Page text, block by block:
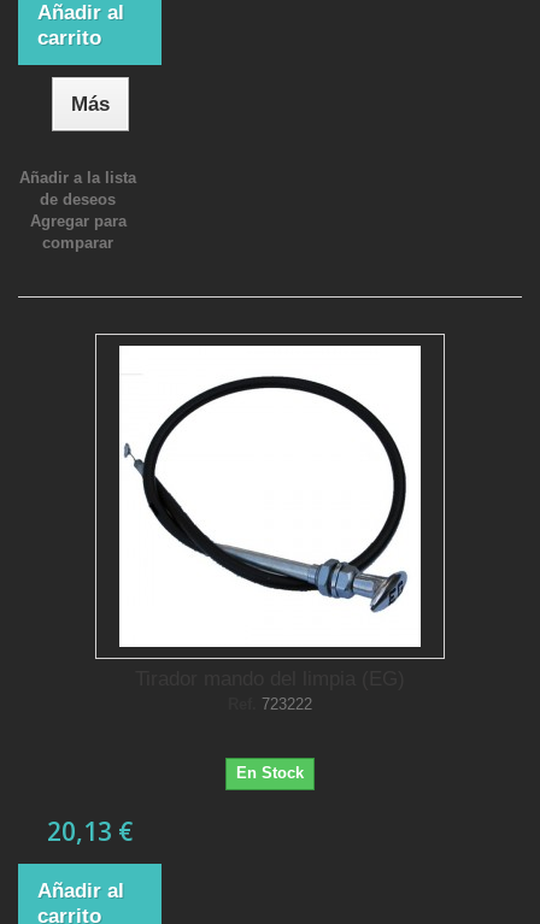
Añadir al
carrito
Más
Añadir a la lista
de deseos
Agregar para
comparar
723222
En Stock
20,13 €
Añadir al
carrito